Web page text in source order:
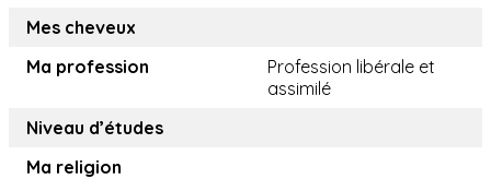
Mes cheveux
Ma profession
Profession libérale et
assimilé
Niveau d’études
Ma religion